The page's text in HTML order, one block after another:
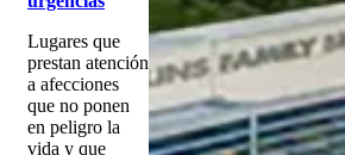
Lugares que
prestan atención
a afecciones
que no ponen
en peligro la
vida y que